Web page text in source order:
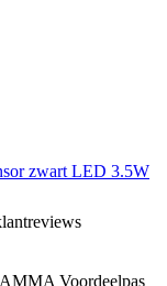
zwart LED 3.5W
Voordeelpas